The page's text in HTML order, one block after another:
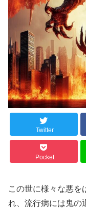
Twitter
Pocket
この世に様々な悪を
れ、流行病には鬼の